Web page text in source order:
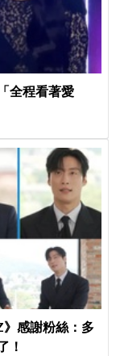
全程看著愛
》感謝粉絲：多
！